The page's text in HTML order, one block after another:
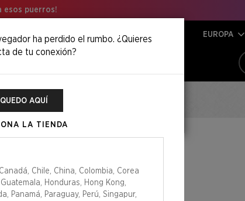
esos puerros!
EUROPA
Edición
ha perdido el rumbo. ¿Quieres
de tu conexión?
AQUÍ
LA TIENDA
Chile, China, Colombia, Corea
Honduras, Hong Kong,
Panamá, Paraguay, Perú, Singapur,